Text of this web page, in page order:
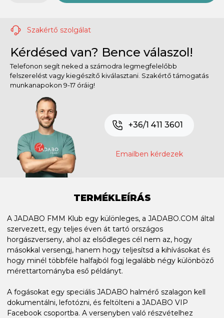
Szakértő szolgálat
Kérdésed van? Bence válaszol!
Telefonon segít neked a számodra legmegfelelőbb
felszerelést vagy kiegészítő kiválasztani. Szakértő támogatás
munkanapokon 9-17 óráig!
+36/1 411 3601
Emailben kérdezek
TERMÉKLEÍRÁS
A JADABO FMM Klub egy különleges, a JADABO.COM által
szervezett, egy teljes éven át tartó országos
horgászverseny, ahol az elsődleges cél nem az, hogy
másokkal versengj, hanem hogy teljesítsd a kihívásokat és
hogy minél többféle halfajból fogj legalább négy különböző
mérettartományba eső példányt.
A fogásokat egy speciális JADABO halmérő szalagon kell
dokumentálni, lefotózni, és feltölteni a JADABO VIP
Facebook csoportba. A versenyben való részvételhez